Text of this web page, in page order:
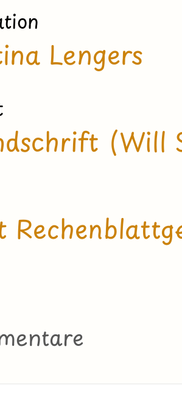
Lengers
(Will